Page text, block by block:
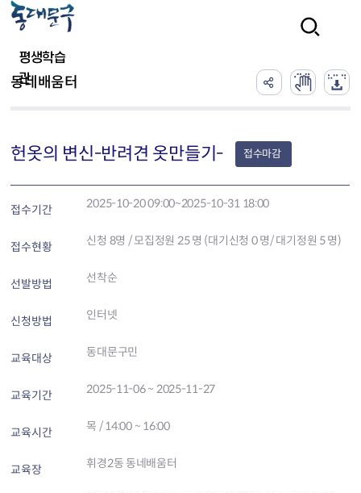
평생학습
관
동네배움터
헌옷의 변신-반려견 옷만들기- 접수마감
접수기간 2025-10-20 09:00~2025-10-31 18:00
접수현황 신청 8명 / 모집정원 25 명 (대기신청 0 명/ 대기정원 5 명)
선발방법 선착순
신청방법 인터넷
교육대상 동대문구민
교육기간 2025-11-06 ~ 2025-11-27
교육시간 목 / 14:00 ~ 16:00
교육장 휘경2동 동네배움터